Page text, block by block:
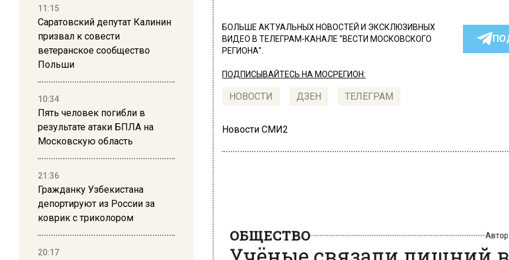
11:15
Саратовский депутат Калинин
призвал к совести
ветеранское сообщество
Польши
10:34
Пять человек погибли в
результате атаки БПЛА на
Московскую область
21:36
Гражданку Узбекистана
депортируют из России за
коврик с триколором
20:17
БОЛЬШЕ АКТУАЛЬНЫХ НОВОСТЕЙ И ЭКСКЛЮЗИВНЫХ
ВИДЕО В ТЕЛЕГРАМ-КАНАЛЕ "ВЕСТИ МОСКОВСКОГО
РЕГИОНА".
ПОДПИСЫВАЙТЕСЬ НА МОСРЕГИОН:
НОВОСТИ ДЗЕН ТЕЛЕГРАМ
Новости СМИ2
Учёные связали лишний